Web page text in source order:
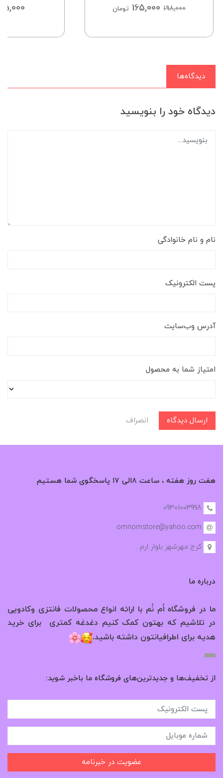
198,000
165,000 تومان
دیدگاه‌ها
دیدگاه خود را بنویسید
نام و نام خانوادگی
پست الکترونیک
آدرس وب‌سایت
امتیاز شما به محصول
ارسال دیدگاه انصراف
هفت روز هفته ، ساعت ۸الی ۱۷ پاسخگوی شما هستیم
09301003998
omnomstore@yahoo.com
کرج مهرشهر بلوار ارم
درباره ما
ما در فروشگاه اُم نُم با ارائه انواع محصولات فانتزی وکادویی
در تلاشیم که بهتون کمک کنیم دغدغه کمتری برای خرید
هدیه برای اطرافیانتون داشته باشید.
از تخفیف‌ها و جدیدترین‌های فروشگاه ما باخبر شوید:
عضویت در خبرنامه